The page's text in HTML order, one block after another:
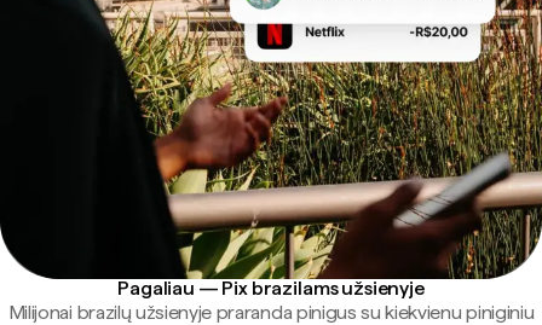
Pagaliau — Pix brazilams užsienyje
Milijonai brazilų užsienyje praranda pinigus su kiekvienu piniginiu